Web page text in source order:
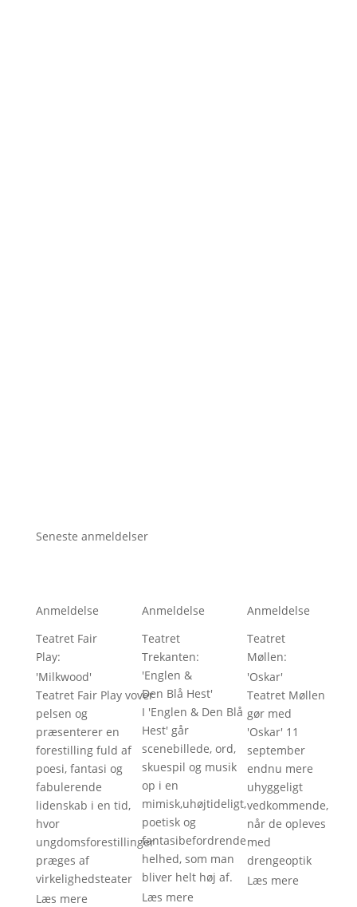
Seneste anmeldelser
Anmeldelse
Teatret Fair
Play:
'Milkwood'
Teatret Fair Play vover
pelsen og
præsenterer en
forestilling fuld af
poesi, fantasi og
fabulerende
lidenskab i en tid,
hvor
ungdomsforestillinger
præges af
virkelighedsteater
Læs mere
Anmeldelse
Teatret
Trekanten:
'Englen &
Den Blå Hest'
I 'Englen & Den Blå
Hest' går
scenebillede, ord,
skuespil og musik
op i en
mimisk,uhøjtideligt,
poetisk og
fantasibefordrende
helhed, som man
bliver helt høj af.
Læs mere
Anmeldelse
Teatret
Møllen:
'Oskar'
Teatret Møllen
gør med
'Oskar' 11
september
endnu mere
uhyggeligt
vedkommende,
når de opleves
med
drengeoptik
Læs mere